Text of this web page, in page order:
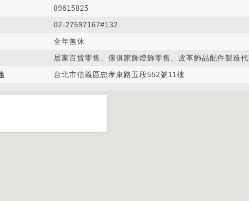
89615825
02-27597167#132
全年無休
居家百貨零售、傢俱家飾燈飾零售、皮革飾品配件製造
台北市信義區忠孝東路五段552號11樓